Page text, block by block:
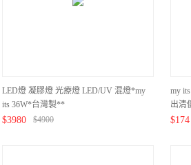
LED燈 凝膠燈 光療燈 LED/UV 混燈*my
its 36W*台灣製**
$3980 $4900
my
出清
$174